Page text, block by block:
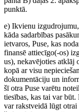
punktā.
e) Ikvienu
kāda sadarbības
ietvaros, Puse, kas
finansē attiecīgo(-os)
us), nekavējoties atklāj
kopā ar visu
dokumentāciju un
šī otra Puse varētu
tiesības, kas tai var būt.
var rakstveidā lūgt